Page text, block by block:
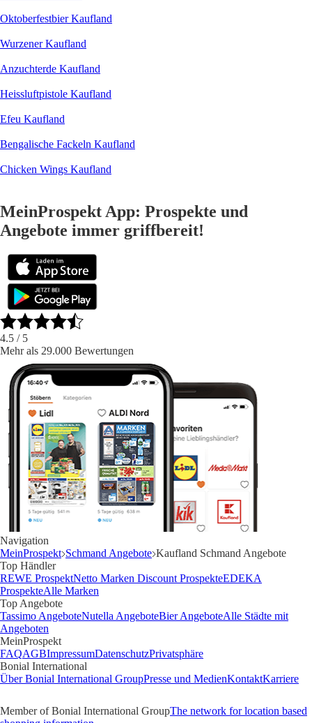
Oktoberfestbier Kaufland
Wurzener Kaufland
Anzuchterde Kaufland
Heissluftpistole Kaufland
Efeu Kaufland
Bengalische Fackeln Kaufland
Chicken Wings Kaufland
MeinProspekt App: Prospekte und
Angebote immer griffbereit!
4.5 / 5
Mehr als 29.000 Bewertungen
Navigation
MeinProspekt Schmand Angebote Kaufland Schmand Angebote
Top Händler
REWE ProspektNetto Marken Discount ProspekteEDEKA
ProspekteAlle Marken
Top Angebote
Tassimo AngeboteNutella AngeboteBier AngeboteAlle Städte mit
Angeboten
MeinProspekt
FAQAGBImpressumDatenschutzPrivatsphäre
Bonial International
Über Bonial International GroupPresse und MedienKontaktKarriere
Member of Bonial International GroupThe network for location based